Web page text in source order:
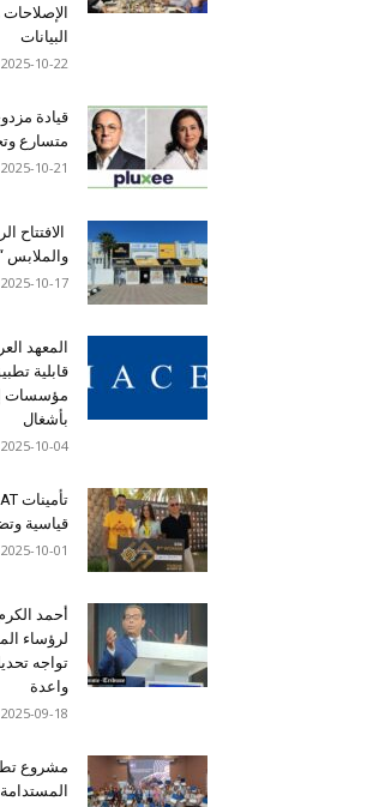
البيانات
2025-10-22
قيادة
متسارع
2025-10-21
والملابس
2025-10-17
المعهد
قابلية
مؤسسات
بأشغال
2025-10-04
قياسية
2025-10-01
أحمد
لرؤساء
تواجه
واعدة
2025-09-18
مشروع